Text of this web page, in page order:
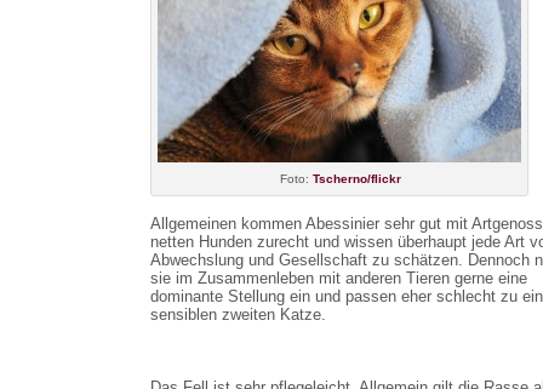
Foto: Tscherno/flickr
Allgemeinen kommen Abessinier sehr gut mit
netten Hunden zurecht und wissen überhaupt jede Art
Abwechslung und Gesellschaft zu schätzen. Dennoch
sie im Zusammenleben mit anderen Tieren gerne eine
dominante Stellung ein und passen eher schlecht zu
sensiblen zweiten Katze.